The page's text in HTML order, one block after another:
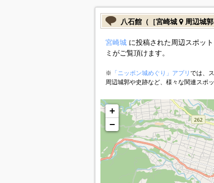
八石館（［宮崎城 周辺城郭
宮崎城に投稿された周辺スポッ
ミがご覧頂けます。
※ 「ニッポン城めぐり」アプリ では、
周辺城郭や史跡など、様々な関連スポ
+
−